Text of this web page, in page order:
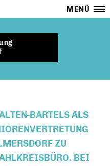
MENÜ
BARTELS ALS
ZU
BEI